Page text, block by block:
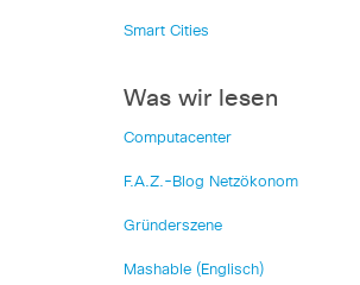
Smart Cities
Was wir lesen
Computacenter
F.A.Z.-Blog Netzökonom
Gründerszene
Mashable (Englisch)